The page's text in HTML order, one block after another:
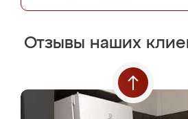
Отзывы наших